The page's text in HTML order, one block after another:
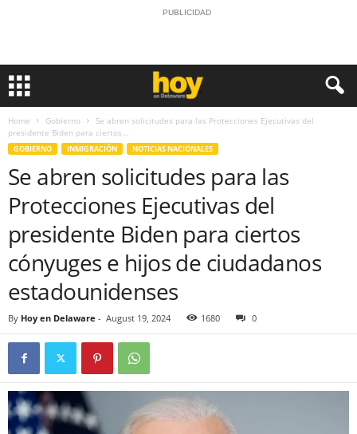
PUBLICIDAD
Home Gobierno
Se abren solicitudes para las Protecciones Ejecutivas del
presidente Biden para ciertos...
GOBIERNO INMIGRACIÓN NOTICIAS NACIONALES
Se abren solicitudes para las
Protecciones Ejecutivas del
presidente Biden para ciertos
cónyuges e hijos de ciudadanos
estadounidenses
By Hoy en Delaware - August 19, 2024 1680 0